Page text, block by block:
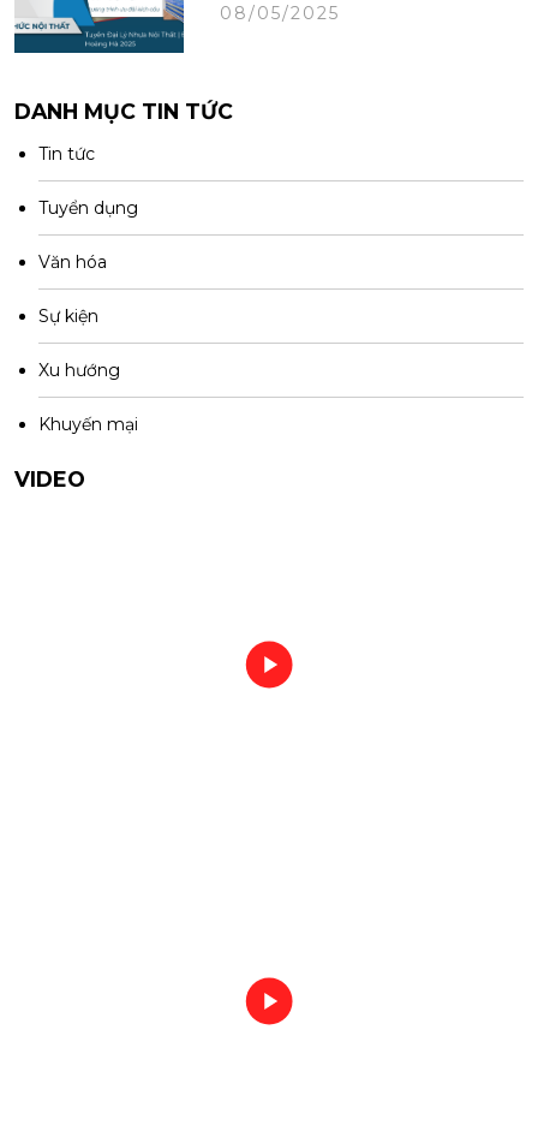
08/05/2025
DANH MỤC TIN TỨC
Tin tức
Tuyển dụng
Văn hóa
Sự kiện
Xu hướng
Khuyến mại
VIDEO